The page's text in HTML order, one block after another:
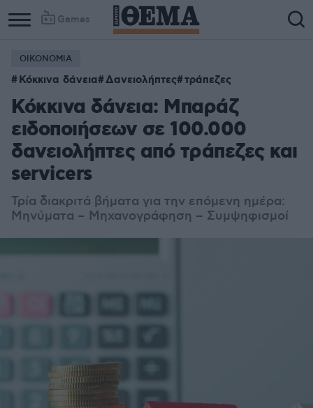
Games
ΟΙΚΟΝΟΜΙΑ
Κόκκινα δάνεια Δανειολήπτες τράπεζες
Κόκκινα δάνεια: Μπαράζ
ειδοποιήσεων σε 100.000
δανειολήπτες από τράπεζες και
servicers
Τρία διακριτά βήματα για την επόμενη ημέρα:
Μηνύματα – Μηχανογράφηση – Συμψηφισμοί